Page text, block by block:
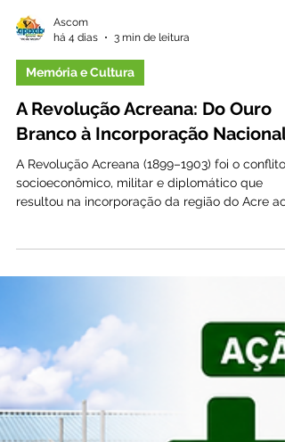
Ascom
Memória e Cultura
A Revolução Acreana: Do Ouro
Branco à Incorporação Nacional
território brasileiro. Diferentemente das demais
entre um movimento armado liderado por seus
próprios habitantes e um acordo diplomático
internacional. A Raiz do Conflito: A Febre da
Borracha No final do século XIX, a borracha
extraída da seringueira (Hev